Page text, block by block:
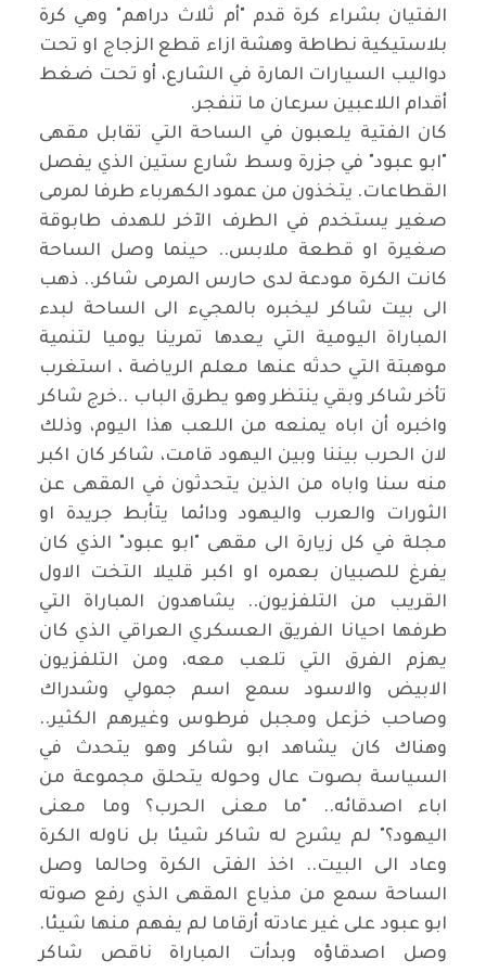
الفتيان بشراء كرة قدم "أم ثلاث دراهم" وهي كرة
بلاستيكية نطاطة وهشة ازاء قطع الزجاج او تحت
دواليب السيارات المارة في الشارع، أو تحت ضغط
أقدام اللاعبين سرعان ما تنفجر.
كان الفتية يلعبون في الساحة التي تقابل مقهى
"ابو عبود" في جزرة وسط شارع ستين الذي يفصل
القطاعات. يتخذون من عمود الكهرباء طرفا لمرمى
صغير يستخدم في الطرف الآخر للهدف طابوقة
صغيرة او قطعة ملابس.. حينما وصل الساحة
كانت الكرة مودعة لدى حارس المرمى شاكر.. ذهب
الى بيت شاكر ليخبره بالمجيء الى الساحة لبدء
المباراة اليومية التي يعدها تمرينا يوميا لتنمية
موهبتة التي حدثه عنها معلم الرياضة ، استغرب
تأخر شاكر وبقي ينتظر وهو يطرق الباب ..خرج شاكر
واخبره أن اباه يمنعه من اللعب هذا اليوم، وذلك
لان الحرب بيننا وبين اليهود قامت، شاكر كان اكبر
منه سنا واباه من الذين يتحدثون في المقهى عن
الثورات والعرب واليهود ودائما يتأبط جريدة او
مجلة في كل زيارة الى مقهى "ابو عبود" الذي كان
يفرغ للصبيان بعمره او اكبر قليلا التخت الاول
القريب من التلفزيون.. يشاهدون المباراة التي
طرفها احيانا الفريق العسكري العراقي الذي كان
يهزم الفرق التي تلعب معه، ومن التلفزيون
الابيض والاسود سمع اسم جمولي وشدراك
وصاحب خزعل ومجبل فرطوس وغيرهم الكثير..
وهناك كان يشاهد ابو شاكر وهو يتحدث في
السياسة بصوت عال وحوله يتحلق مجموعة من
اباء اصدقائه.. "ما معنى الحرب؟ وما معنى
اليهود؟" لم يشرح له شاكر شيئا بل ناوله الكرة
وعاد الى البيت.. اخذ الفتى الكرة وحالما وصل
الساحة سمع من مذياع المقهى الذي رفع صوته
ابو عبود على غير عادته أرقاما لم يفهم منها شيئا.
وصل اصدقاؤه وبدأت المباراة ناقص شاكر